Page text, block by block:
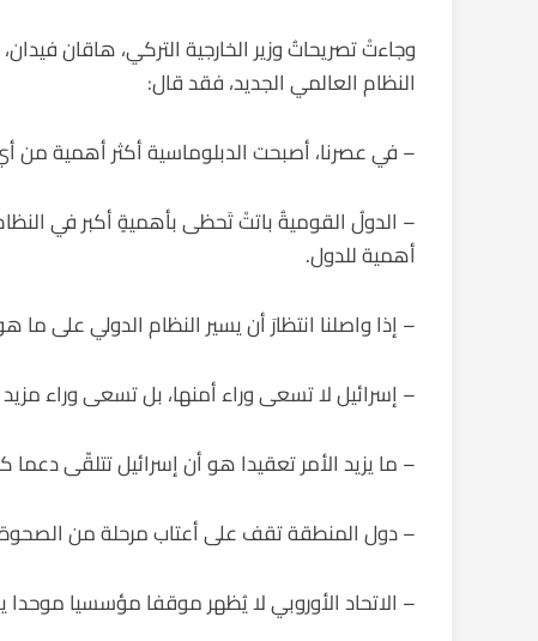
وجاءتْ تصريحاتُ وزير الخارجية التركي، هاقان
النظام العالمي الجديد، فقد قال:
– في عصرنا، أصبحت الدبلوماسية أكثر أهمية من
– الدولُ القوميةُ باتتْ تَحظى بأهميةٍ أكبر في
أهمية للدول.
– إذا واصلنا انتظارَ أن يسير النظام الدولي على ما
– إسرائيل لا تسعى وراء أمنها، بل تسعى وراء
– ما يزيد الأمر تعقيدا هو أن إسرائيل تتلقّى دعما
– دول المنطقة تقف على أعتاب مرحلة من الصحوة
– الاتحاد الأوروبي لا يُظهر موقفا مؤسسيا